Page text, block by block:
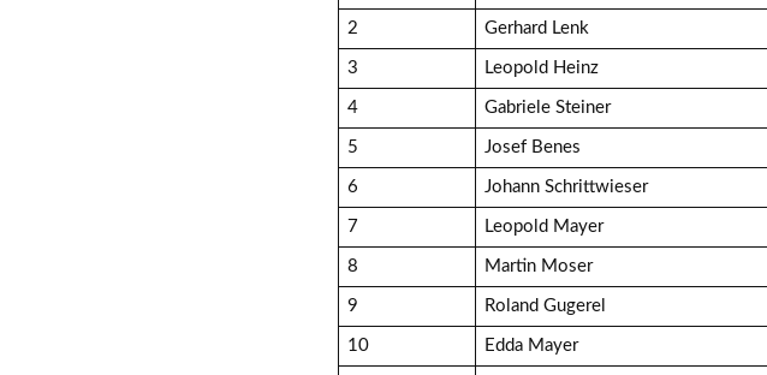
2 Gerhard Lenk
3 Leopold Heinz
4 Gabriele Steiner
5 Josef Benes
6 Johann Schrittwieser
7 Leopold Mayer
8 Martin Moser
9 Roland Gugerel
10 Edda Mayer